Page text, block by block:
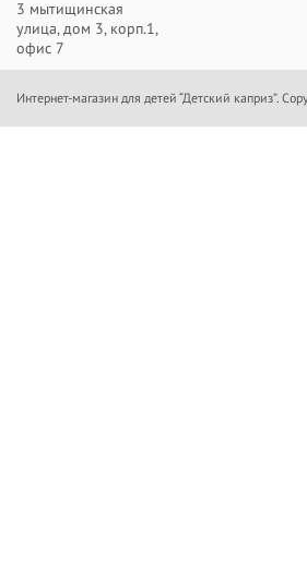
3 мытищинская
улица, дом 3, корп.1,
офис 7
Интернет-магазин для детей “Детский каприз”.